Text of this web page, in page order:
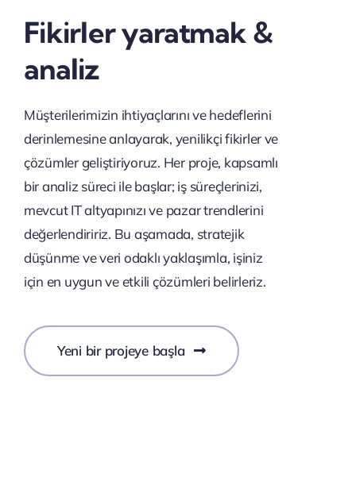
Fikirler yaratmak &
analiz
Müşterilerimizin ihtiyaçlarını ve hedeflerini
derinlemesine anlayarak, yenilikçi fikirler ve
çözümler geliştiriyoruz. Her proje, kapsamlı
bir analiz süreci ile başlar; iş süreçlerinizi,
mevcut IT altyapınızı ve pazar trendlerini
değerlendiririz. Bu aşamada, stratejik
düşünme ve veri odaklı yaklaşımla, işiniz
için en uygun ve etkili çözümleri belirleriz.
Yeni bir projeye başla